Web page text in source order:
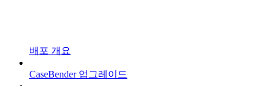
배포 개요
CaseBender 업그레이드